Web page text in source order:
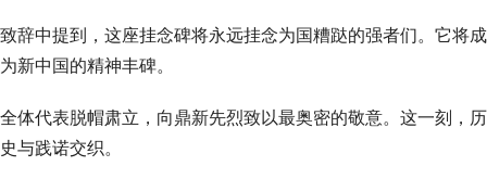
致辞中提到，这座挂念碑将永远挂念为国糟跶的强者们。它将成
为新中国的精神丰碑。
全体代表脱帽肃立，向鼎新先烈致以最奥密的敬意。这一刻，历
史与践诺交织。